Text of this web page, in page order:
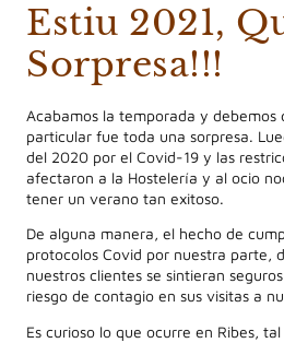
Estiu 2021,
Sorpresa!!!
Acabamos la temporada y
particular fue toda una sorpresa.
del 2020 por el Covid-19 y las
afectaron a la Hostelería y al ocio
tener un verano tan exitoso.
De alguna manera, el hecho de
protocolos Covid por nuestra parte,
nuestros clientes se sintieran
riesgo de contagio en sus visitas a
Es curioso lo que ocurre en Ribes,